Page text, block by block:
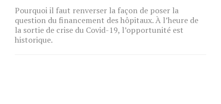
Pourquoi il faut renverser la façon de poser la
question du financement des hôpitaux. À l’heure de
la sortie de crise du Covid-19, l’opportunité est
historique.